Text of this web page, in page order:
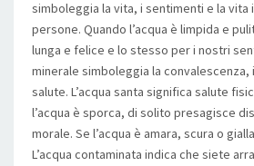
simboleggia la vita, i sentimenti e la
persone. Quando l’acqua è limpida e
lunga e felice e lo stesso per i nostri
minerale simboleggia la
salute. L’acqua santa significa salute
l’acqua è sporca, di solito presagisce
morale. Se l’acqua è amara, scura o
L’acqua contaminata indica che siete